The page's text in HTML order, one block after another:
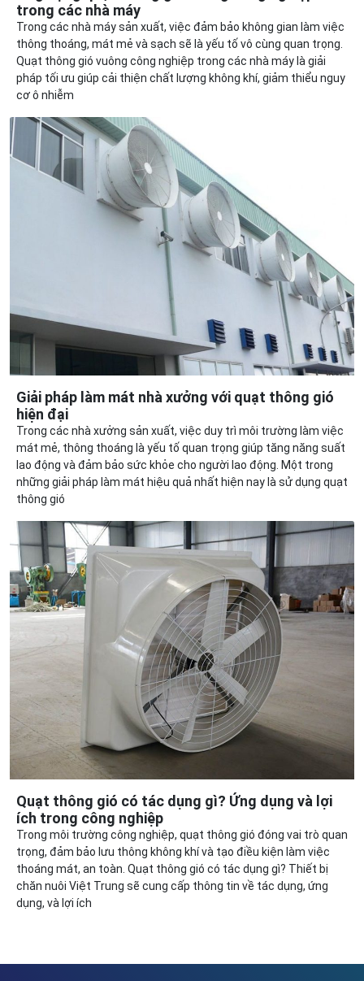
trong các nhà máy
Trong các nhà máy sản xuất, việc đảm bảo không gian làm việc
thông thoáng, mát mẻ và sạch sẽ là yếu tố vô cùng quan trọng.
Quạt thông gió vuông công nghiệp trong các nhà máy là giải
pháp tối ưu giúp cải thiện chất lượng không khí, giảm thiểu nguy
cơ ô nhiễm
Giải pháp làm mát nhà xưởng với quạt thông gió
hiện đại
Trong các nhà xưởng sản xuất, việc duy trì môi trường làm việc
mát mẻ, thông thoáng là yếu tố quan trọng giúp tăng năng suất
lao động và đảm bảo sức khỏe cho người lao động. Một trong
những giải pháp làm mát hiệu quả nhất hiện nay là sử dụng quạt
thông gió
Quạt thông gió có tác dụng gì? Ứng dụng và lợi
ích trong công nghiệp
Trong môi trường công nghiệp, quạt thông gió đóng vai trò quan
trọng, đảm bảo lưu thông không khí và tạo điều kiện làm việc
thoáng mát, an toàn. Quạt thông gió có tác dụng gì? Thiết bị
chăn nuôi Việt Trung sẽ cung cấp thông tin về tác dụng, ứng
dụng, và lợi ích